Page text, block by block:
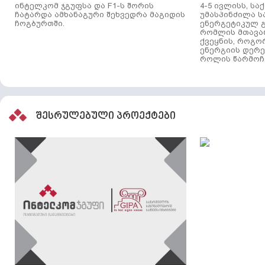
ინტელკომ ჯგუფსა და F1-ს შორის
ჩატარდა ამხანაგური შეხვედრა მაგიდის
ჩოგბურთში.
4-5 ივლისს,
უმასპინძილა
ენერგეტიკულ
რომლის
ქვეყნის,
ენერგიის
როლის
შესრულებული პროექტები